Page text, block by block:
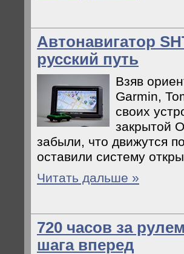
Автонавигатор
русский путь
Взяв
Garmin,
своих
закрытой
забыли, что движутся
оставили систему
Читать дальше »
720 часов за
шага вперед